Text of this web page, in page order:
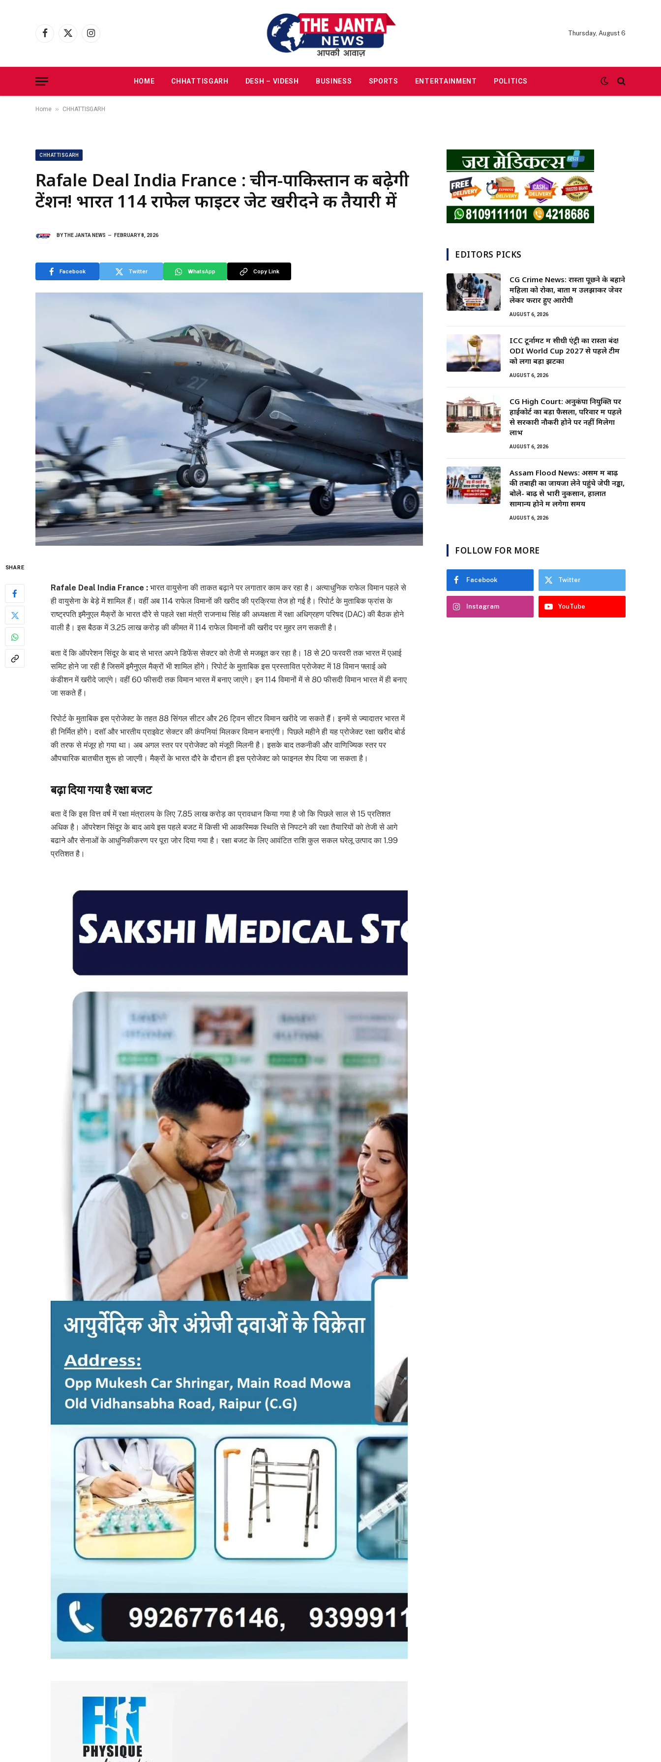
Facebook
X
Instagram
Thursday, August 6
HOME CHHATTISGARH DESH – VIDESH BUSINESS SPORTS ENTERTAINMENT POLITICS
Home » CHHATTISGARH
CHHATTISGARH
Rafale Deal India France : चीन-पाकिस्तान की बढ़ेगी
टेंशन! भारत 114 राफेल फाइटर जेट खरीदने की तैयारी में
BYTHE JANTA NEWS FEBRUARY 8, 2026
Facebook Twitter WhatsApp Copy Link
SHARE
Rafale Deal India France : भारत वायुसेना की ताकत बढ़ाने पर लगातार काम कर रहा है। अत्याधुनिक राफेल विमान पहले से
ही वायुसेना के बेड़े में शामिल हैं। वहीं अब 114 राफेल विमानों की खरीद की प्रक्रिया तेज हो गई है। रिपोर्ट के मुताबिक फ्रांस के
राष्ट्रपति इमैनुएल मैक्रों के भारत दौरे से पहले रक्षा मंत्री राजनाथ सिंह की अध्यक्षता में रक्षा अधिग्रहण परिषद (DAC) की बैठक होने
वाली है। इस बैठक में 3.25 लाख करोड़ की कीमत में 114 राफेल विमानों की खरीद पर मुहर लग सकती है।
बता दें कि ऑपरेशन सिंदूर के बाद से भारत अपने डिफेंस सेक्टर को तेजी से मजबूत कर रहा है। 18 से 20 फरवरी तक भारत में एआई
समिट होने जा रही है जिसमें इमैनुएल मैक्रों भी शामिल होंगे। रिपोर्ट के मुताबिक इस प्रस्तावित प्रोजेक्ट में 18 विमान फ्लाई अवे
कंडीशन में खरीदे जाएंगे। वहीं 60 फीसदी तक विमान भारत में बनाए जाएंगे। इन 114 विमानों में से 80 फीसदी विमान भारत में ही बनाए
जा सकते हैं।
रिपोर्ट के मुताबिक इस प्रोजेक्ट के तहत 88 सिंगल सीटर और 26 ट्विन सीटर विमान खरीदे जा सकते हैं। इनमें से ज्यादातर भारत में
ही निर्मित होंगे। दसॉ और भारतीय प्राइवेट सेक्टर की कंपनियां मिलकर विमान बनाएंगी। पिछले महीने ही यह प्रोजेक्ट रक्षा खरीद बोर्ड
की तरफ से मंजूर हो गया था। अब अगल स्तर पर प्रोजेक्ट को मंजूरी मिलनी है। इसके बाद तकनीकी और वाणिज्यिक स्तर पर
औपचारिक बातचीत शुरू हो जाएगी। मैक्रों के भारत दौरे के दौरान ही इस प्रोजेक्ट को फाइनल शेप दिया जा सकता है।
बढ़ा दिया गया है रक्षा बजट
बता दें कि इस वित्त वर्ष में रक्षा मंत्रालय के लिए 7.85 लाख करोड़ का प्रावधान किया गया है जो कि पिछले साल से 15 प्रतिशत
अधिक है। ऑपरेशन सिंदूर के बाद आये इस पहले बजट में किसी भी आकस्मिक स्थिति से निपटने की रक्षा तैयारियों को तेजी से आगे
बढाने और सेनाओं के आधुनिकीकरण पर पूरा जोर दिया गया है। रक्षा बजट के लिए आवंटित राशि कुल सकल घरेलू उत्पाद का 1.99
प्रतिशत है।
EDITORS PICKS
CG Crime News: रास्ता पूछने के बहाने
महिला को रोका, बातों में उलझाकर जेवर
लेकर फरार हुए आरोपी
AUGUST 6, 2026
ICC टूर्नामेंट में सीधी एंट्री का रास्ता बंद!
ODI World Cup 2027 से पहले टीम
को लगा बड़ा झटका
AUGUST 6, 2026
CG High Court: अनुकंपा नियुक्ति पर
हाईकोर्ट का बड़ा फैसला, परिवार में पहले
से सरकारी नौकरी होने पर नहीं मिलेगा
लाभ
AUGUST 6, 2026
Assam Flood News: असम में बाढ़
की तबाही का जायजा लेने पहुंचे जेपी नड्डा,
बोले- बाढ़ से भारी नुकसान, हालात
सामान्य होने में लगेगा समय
AUGUST 6, 2026
FOLLOW FOR MORE
Facebook Twitter
Instagram YouTube